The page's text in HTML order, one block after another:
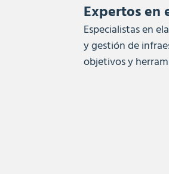
Expertos en
Especialistas en
y gestión de
objetivos y